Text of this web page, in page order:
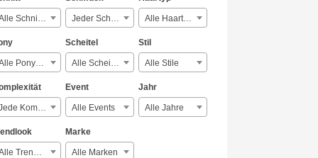
Alle Schnitte Jeder Schmuck Alle Haartypen
Alle Ponyarten
Scheitel
Alle Scheitelarten
Stil
Alle Stile
Jede Komplexität
Event
Alle Events
Jahr
Alle Jahre
Alle Trendlooks
Marke
Alle Marken